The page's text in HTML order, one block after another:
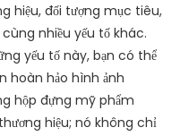
hiệu, đối tượng mục tiêu,
nhiều yếu tố khác.
yếu tố này, bạn có thể
hoàn hảo hình ảnh
hộp đựng mỹ phẩm
hiệu; nó không chỉ